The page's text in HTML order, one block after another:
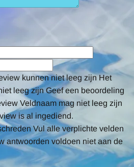
kunnen niet leeg zijn Het
leeg zijn Geef een beoordeling
Veldnaam mag niet leeg zijn
is al ingediend.
Vul alle verplichte velden
antwoorden voldoen niet aan de